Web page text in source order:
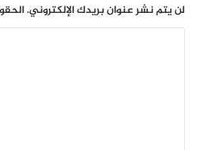
لن يتم نشر عنوان بريدك الإلكتروني.